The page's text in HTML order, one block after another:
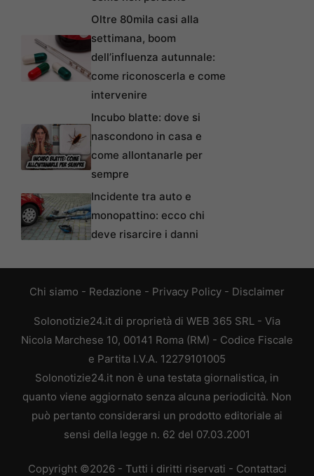
Oltre 80mila casi alla
settimana, boom
dell’influenza autunnale:
come riconoscerla e come
intervenire
Incubo blatte: dove si
nascondono in casa e
come allontanarle per
sempre
Incidente tra auto e
monopattino: ecco chi
deve risarcire i danni
Chi siamo - Redazione - Privacy Policy - Disclaimer
Solonotizie24.it di proprietà di WEB 365 SRL - Via
Nicola Marchese 10, 00141 Roma (RM) - Codice Fiscale
e Partita I.V.A. 12279101005
Solonotizie24.it non è una testata giornalistica, in
quanto viene aggiornato senza alcuna periodicità. Non
può pertanto considerarsi un prodotto editoriale ai
sensi della legge n. 62 del 07.03.2001
Copyright ©2026 - Tutti i diritti riservati - Contattaci